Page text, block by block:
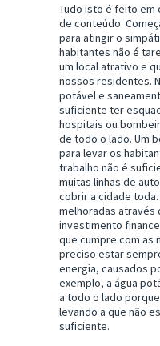
Tudo isto é feito em
de conteúdo.
para atingir o
habitantes não é
um local atrativo e
nossos residentes.
potável e
suficiente ter
hospitais ou
de todo o lado. Um
para levar os
trabalho não é
muitas linhas de
cobrir a cidade
melhoradas através
investimento
que cumpre com as
preciso estar
energia, causados
exemplo, a água
a todo o lado
levando a que não
suficiente.